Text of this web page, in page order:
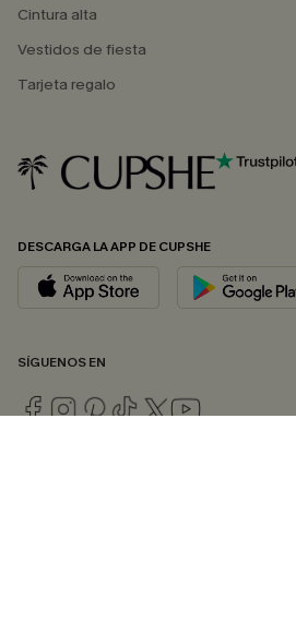
Cintura alta
Vestidos de fiesta
Tarjeta regalo
DESCARGA LA APP DE CUPSHE
SÍGUENOS EN